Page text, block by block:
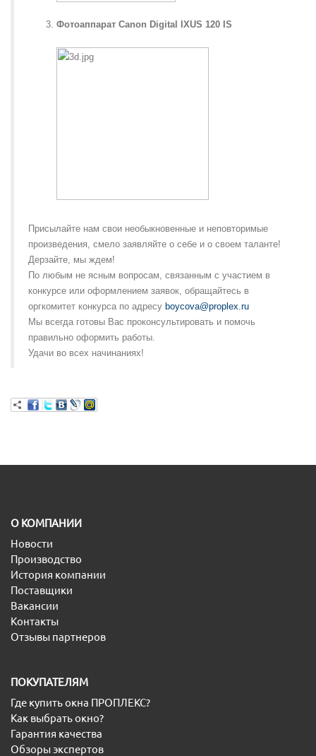
Фотоаппарат Canon Digital IXUS 120 IS
Присылайте нам свои необыкновенные и неповторимые
произведения, смело заявляйте о себе и о своем таланте!
Дерзайте, мы ждем!
По любым не ясным вопросам, связанным с участием в
конкурсе или оформлением заявок, обращайтесь в
оргкомитет конкурса по адресу boycova@proplex.ru
Мы всегда готовы Вас проконсультировать и помочь
правильно оформить работы.
Удачи во всех начинаниях!
O КОМПАНИИ
Новости
Производство
История компании
Поставщики
Вакансии
Контакты
Отзывы партнеров
ПОКУПАТЕЛЯМ
Где купить окна ПРОПЛЕКС?
Как выбрать окно?
Гарантия качества
Обзоры экспертов